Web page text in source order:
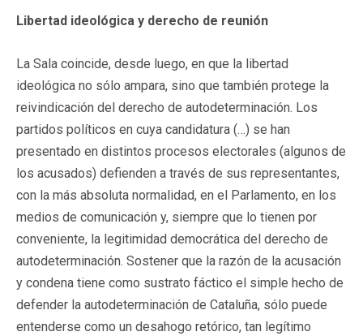
Libertad ideológica y derecho de reunión
La Sala coincide, desde luego, en que la libertad
ideológica no sólo ampara, sino que también protege la
reivindicación del derecho de autodeterminación. Los
partidos políticos en cuya candidatura (…) se han
presentado en distintos procesos electorales (algunos de
los acusados) defienden a través de sus representantes,
con la más absoluta normalidad, en el Parlamento, en los
medios de comunicación y, siempre que lo tienen por
conveniente, la legitimidad democrática del derecho de
autodeterminación. Sostener que la razón de la acusación
y condena tiene como sustrato fáctico el simple hecho de
defender la autodeterminación de Cataluña, sólo puede
entenderse como un desahogo retórico, tan legítimo